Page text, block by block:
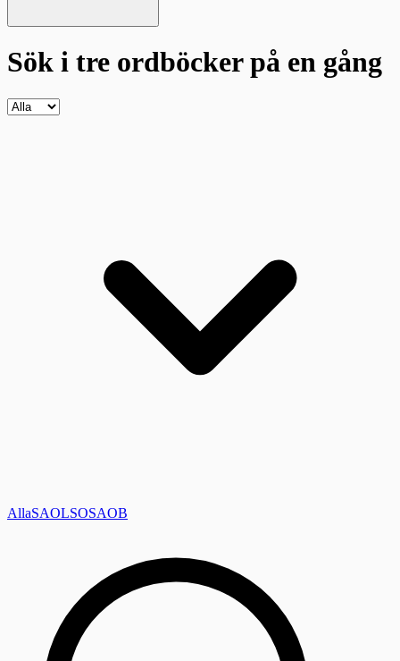
Sök i tre ordböckerpå en gång
AllaSAOLSOSAOB